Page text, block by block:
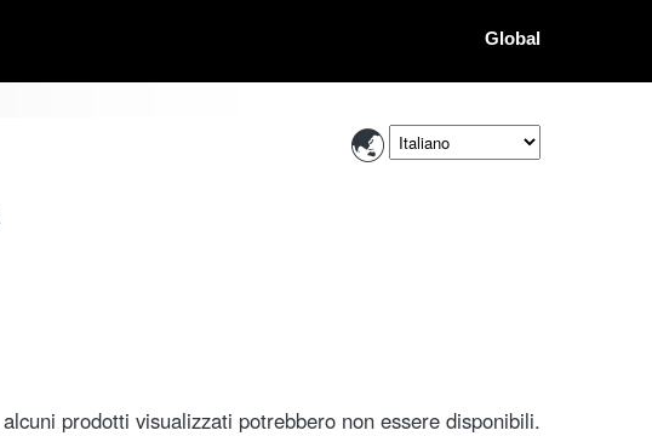
Global
prodotti visualizzati potrebbero non essere disponibili.